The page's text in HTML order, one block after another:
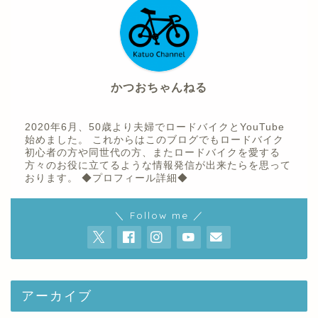
かつおちゃんねる
2020年6月、50歳より夫婦でロードバイクとYouTube
始めました。 これからはこのブログでもロードバイク
初心者の方や同世代の方、またロードバイクを愛する
方々のお役に立てるような情報発信が出来たらを思って
おります。 ◆プロフィール詳細◆
＼ Follow me ／
アーカイブ
プロフィール
お問い合わせ